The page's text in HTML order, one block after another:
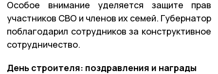
Особое внимание уделяется защите прав
участников СВО и членов их семей. Губернатор
поблагодарил сотрудников за конструктивное
сотрудничество.
День строителя: поздравления и награды